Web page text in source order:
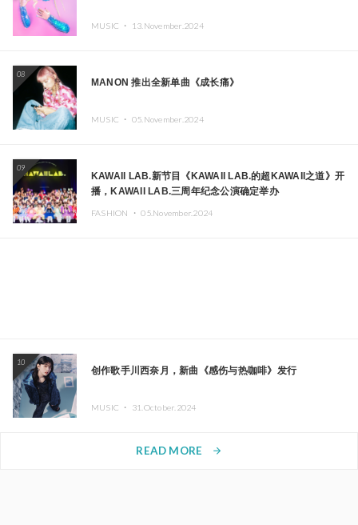
MUSIC ・ 13.November.2024
08
MANON 推出全新单曲《成长痛》
MUSIC ・ 05.November.2024
09
KAWAII LAB.新节目《KAWAII LAB.的超KAWAII之道》开
播，KAWAII LAB.三周年纪念公演确定举办
FASHION ・05.November.2024
10
创作歌手川西奈月，新曲《感伤与热咖啡》发行
MUSIC ・ 31.October.2024
READ MORE arrow_forward